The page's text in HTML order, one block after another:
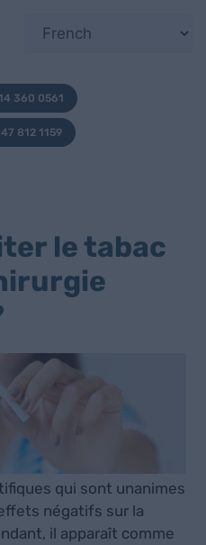
360 0561
812 1159
le tabac
qui sont unanimes
négatifs sur la
il apparaît comme